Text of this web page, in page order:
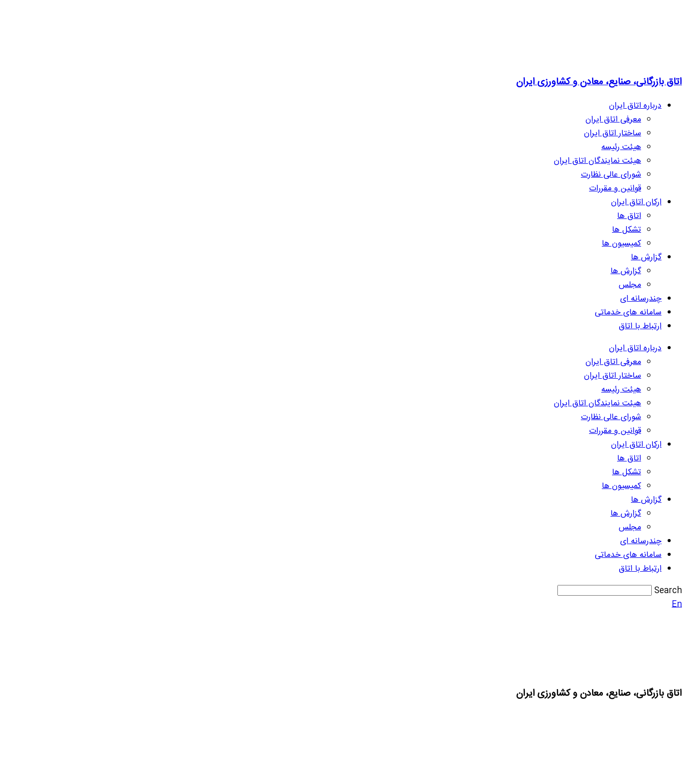
اتاق بازرگانی، صنایع، معادن و کشاورزی ایران
درباره اتاق ایران
معرفی اتاق ایران
ساختار اتاق ایران
هیئت رئیسه
هیئت نمایندگان اتاق ایران
شورای عالی نظارت
قوانین و مقررات
ارکان اتاق ایران
اتاق ها
تشکل ها
کمیسیون ها
گزارش ها
گزارش ها
مجلس
چندرسانه ای
سامانه های خدماتی
ارتباط با اتاق
درباره اتاق ایران
معرفی اتاق ایران
ساختار اتاق ایران
هیئت رئیسه
هیئت نمایندگان اتاق ایران
شورای عالی نظارت
قوانین و مقررات
ارکان اتاق ایران
اتاق ها
تشکل ها
کمیسیون ها
گزارش ها
گزارش ها
مجلس
چندرسانه ای
سامانه های خدماتی
ارتباط با اتاق
Search
En
اتاق بازرگانی، صنایع، معادن و کشاورزی ایران